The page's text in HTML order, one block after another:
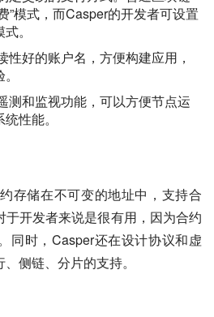
”模式，而Casper的开发者可设置
。
性好的账户名，方便构建应用，
测和监视功能，可以方便节点运
性能。
存储在不可变的地址中，支持合
开发者来说是很有用，因为合约
同时，Casper还在设计协议和虚
侧链、分片的支持。